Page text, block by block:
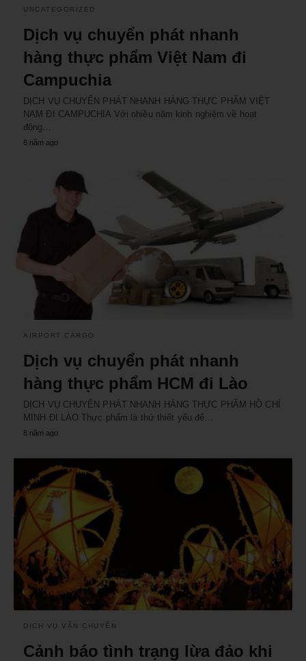
UNCATEGORIZED
Dịch vụ chuyển phát nhanh
hàng thực phẩm Việt Nam đi
Campuchia
DỊCH VỤ CHUYỂN PHÁT NHANH HÀNG THỰC PHẨM VIỆT
NAM ĐI CAMPUCHIA Với nhiều năm kinh nghiệm về hoạt
động…
8 năm ago
AIRPORT CARGO
Dịch vụ chuyển phát nhanh
hàng thực phẩm HCM đi Lào
DỊCH VỤ CHUYỂN PHÁT NHANH HÀNG THỰC PHẨM HỒ CHÍ
MINH ĐI LÀO Thực phẩm là thứ thiết yếu để…
8 năm ago
DỊCH VỤ VẬN CHUYỂN
Cảnh báo tình trạng lừa đảo khi